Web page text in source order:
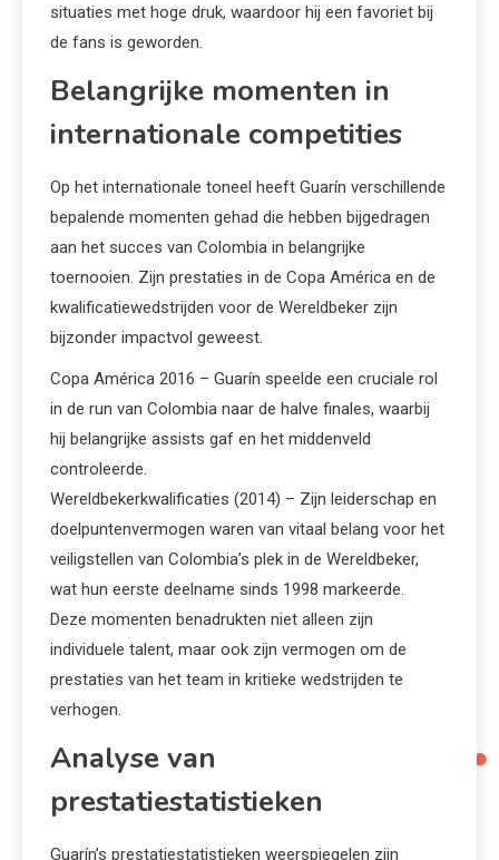
situaties met hoge druk, waardoor hij een favoriet bij
de fans is geworden.
Belangrijke momenten in
internationale competities
Op het internationale toneel heeft Guarín verschillende
bepalende momenten gehad die hebben bijgedragen
aan het succes van Colombia in belangrijke
toernooien. Zijn prestaties in de Copa América en de
kwalificatiewedstrijden voor de Wereldbeker zijn
bijzonder impactvol geweest.
Copa América 2016 – Guarín speelde een cruciale rol
in de run van Colombia naar de halve finales, waarbij
hij belangrijke assists gaf en het middenveld
controleerde.
Wereldbekerkwalificaties (2014) – Zijn leiderschap en
doelpuntenvermogen waren van vitaal belang voor het
veiligstellen van Colombia’s plek in de Wereldbeker,
wat hun eerste deelname sinds 1998 markeerde.
Deze momenten benadrukten niet alleen zijn
individuele talent, maar ook zijn vermogen om de
prestaties van het team in kritieke wedstrijden te
verhogen.
Analyse van
prestatiestatistieken
Guarín’s prestatiestatistieken weerspiegelen zijn